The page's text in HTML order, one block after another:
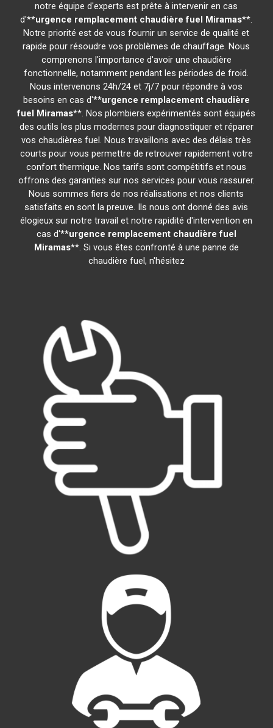
notre équipe d'experts est prête à intervenir en cas
d'**urgence remplacement chaudière fuel Miramas**.
Notre priorité est de vous fournir un service de qualité et
rapide pour résoudre vos problèmes de chauffage. Nous
comprenons l'importance d'avoir une chaudière
fonctionnelle, notamment pendant les périodes de froid.
Nous intervenons 24h/24 et 7j/7 pour répondre à vos
besoins en cas d'**urgence remplacement chaudière
fuel Miramas**. Nos plombiers expérimentés sont équipés
des outils les plus modernes pour diagnostiquer et réparer
vos chaudières fuel. Nous travaillons avec des délais très
courts pour vous permettre de retrouver rapidement votre
confort thermique. Nos tarifs sont compétitifs et nous
offrons des garanties sur nos services pour vous rassurer.
Nous sommes fiers de nos réalisations et nos clients
satisfaits en sont la preuve. Ils nous ont donné des avis
élogieux sur notre travail et notre rapidité d'intervention en
cas d'**urgence remplacement chaudière fuel
Miramas**. Si vous êtes confronté à une panne de
chaudière fuel, n'hésitez